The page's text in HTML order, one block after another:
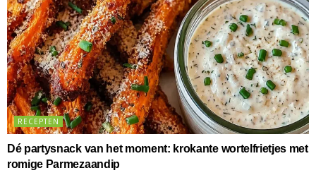
RECEPTEN
Dé partysnack van het moment: krokante wortelfrietjes met
romige Parmezaandip